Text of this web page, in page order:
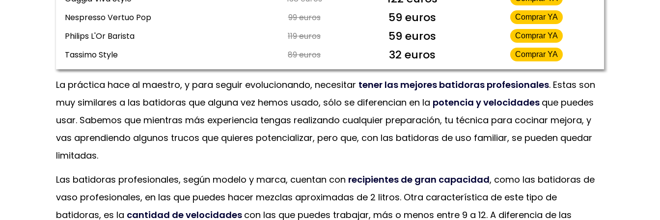
Nespresso Vertuo Pop 99 euros 59 euros Comprar YA
Philips L'Or Barista 119 euros 59 euros Comprar YA
Tassimo Style 89 euros 32 euros Comprar YA
La práctica hace al maestro, y para seguir evolucionando, necesitar tener las mejores batidoras profesionales. Estas son
muy similares a las batidoras que alguna vez hemos usado, sólo se diferencian en la potencia y velocidades que puedes
usar. Sabemos que mientras más experiencia tengas realizando cualquier preparación, tu técnica para cocinar mejora, y
vas aprendiendo algunos trucos que quieres potencializar, pero que, con las batidoras de uso familiar, se pueden quedar
limitadas.
Las batidoras profesionales, según modelo y marca, cuentan con recipientes de gran capacidad, como las batidoras de
vaso profesionales, en las que puedes hacer mezclas aproximadas de 2 litros. Otra característica de este tipo de
batidoras, es la cantidad de velocidades con las que puedes trabajar, más o menos entre 9 a 12. A diferencia de las